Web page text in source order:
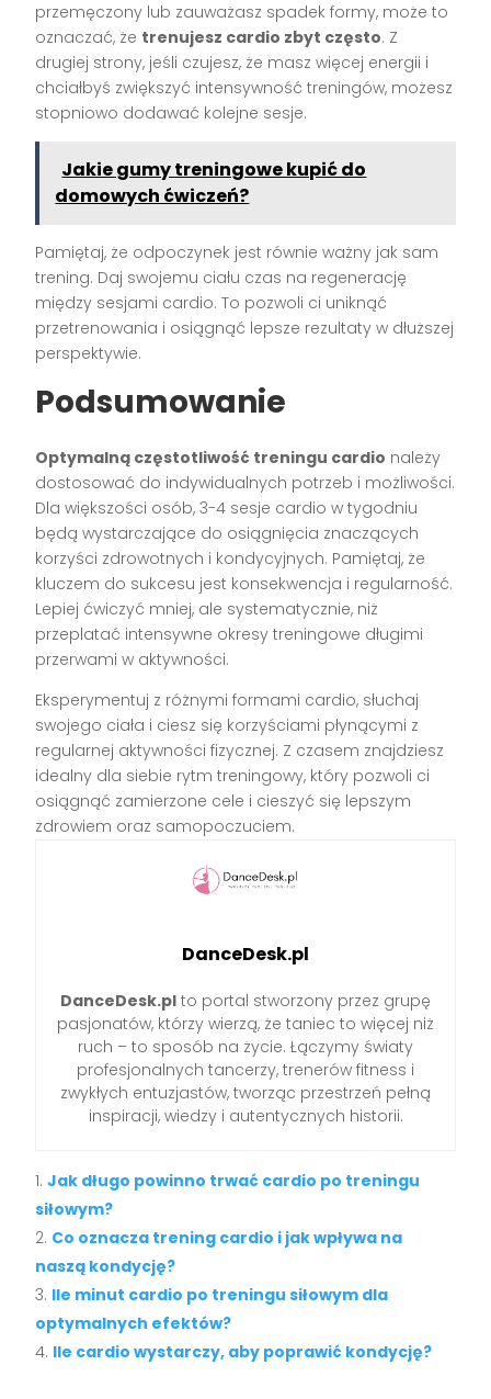
przemęczony lub zauważasz spadek formy, może to
oznaczać, że trenujesz cardio zbyt często. Z
drugiej strony, jeśli czujesz, że masz więcej energii i
chciałbyś zwiększyć intensywność treningów, możesz
stopniowo dodawać kolejne sesje.
Jakie gumy treningowe kupić do
domowych ćwiczeń?
Pamiętaj, że odpoczynek jest równie ważny jak sam
trening. Daj swojemu ciału czas na regenerację
między sesjami cardio. To pozwoli ci uniknąć
przetrenowania i osiągnąć lepsze rezultaty w dłuższej
perspektywie.
Podsumowanie
Optymalną częstotliwość treningu cardio należy
dostosować do indywidualnych potrzeb i możliwości.
Dla większości osób, 3-4 sesje cardio w tygodniu
będą wystarczające do osiągnięcia znaczących
korzyści zdrowotnych i kondycyjnych. Pamiętaj, że
kluczem do sukcesu jest konsekwencja i regularność.
Lepiej ćwiczyć mniej, ale systematycznie, niż
przeplatać intensywne okresy treningowe długimi
przerwami w aktywności.
Eksperymentuj z różnymi formami cardio, słuchaj
swojego ciała i ciesz się korzyściami płynącymi z
regularnej aktywności fizycznej. Z czasem znajdziesz
idealny dla siebie rytm treningowy, który pozwoli ci
osiągnąć zamierzone cele i cieszyć się lepszym
zdrowiem oraz samopoczuciem.
DanceDesk.pl
DanceDesk.pl to portal stworzony przez grupę
pasjonatów, którzy wierzą, że taniec to więcej niż
ruch – to sposób na życie. Łączymy światy
profesjonalnych tancerzy, trenerów fitness i
zwykłych entuzjastów, tworząc przestrzeń pełną
inspiracji, wiedzy i autentycznych historii.
Jak długo powinno trwać cardio po treningu
siłowym?
Co oznacza trening cardio i jak wpływa na
naszą kondycję?
Ile minut cardio po treningu siłowym dla
optymalnych efektów?
Ile cardio wystarczy, aby poprawić kondycję?